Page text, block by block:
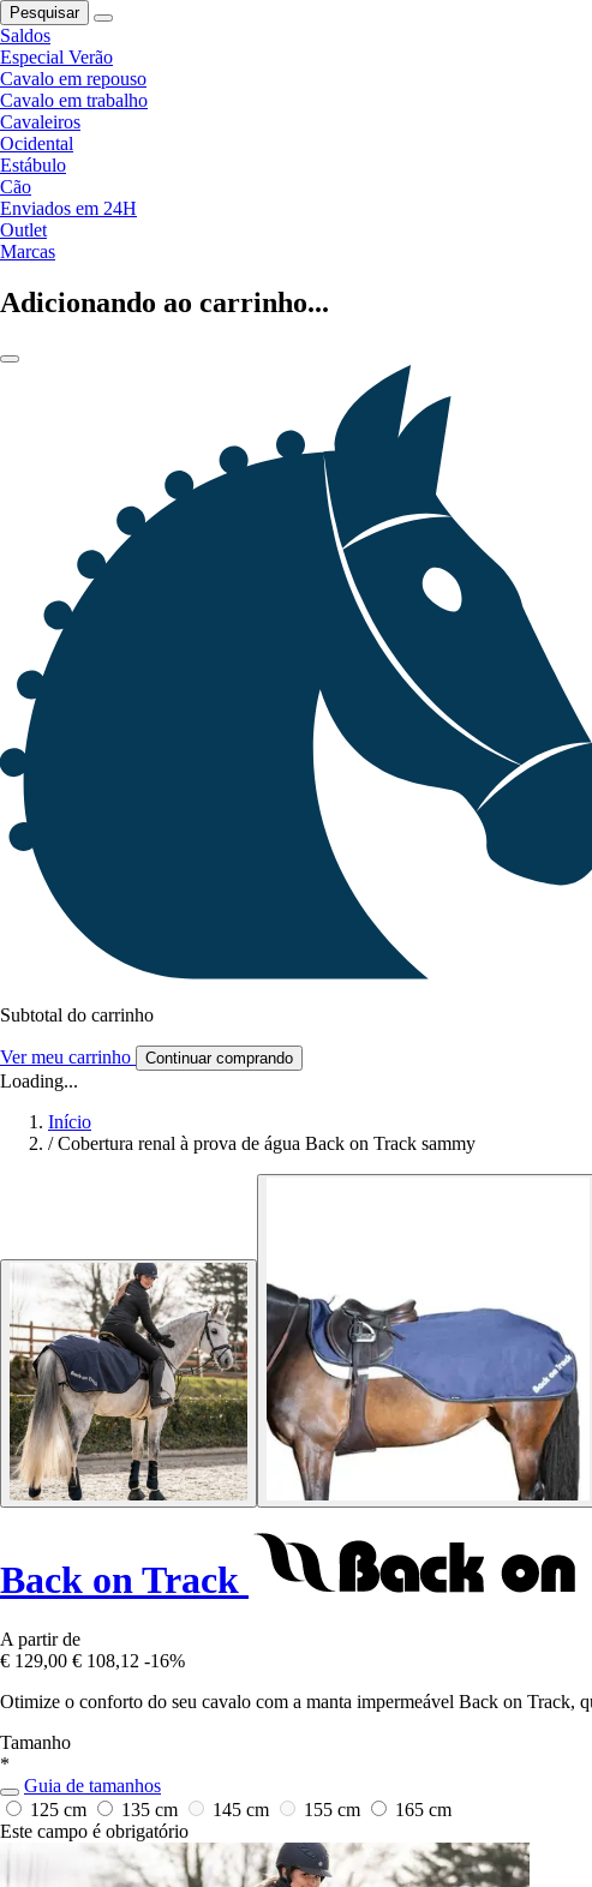
Pesquisar
Saldos
Especial Verão
Cavalo em repouso
Cavalo em trabalho
Cavaleiros
Ocidental
Estábulo
Cão
Enviados em 24H
Outlet
Marcas
Adicionando ao carrinho...
Subtotal do carrinho
Ver meu carrinho Continuar comprando
Loading...
Início
/ Cobertura renal à prova de água Back on Track sammy
Back on Track
A partir de
€ 129,00 € 108,12 -16%
Otimize o conforto do seu cavalo com a manta impermeável Back on Track,
Tamanho
*
Guia de tamanhos
125 cm
135 cm 145 cm 155 cm
165 cm
Este campo é obrigatório